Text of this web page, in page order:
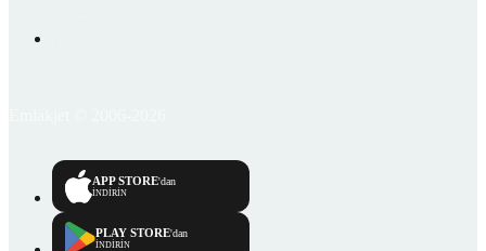
APP STORE'dan
İNDİRİN
PLAY STORE'dan
İNDİRİN